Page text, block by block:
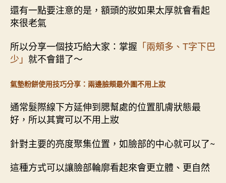
還有一點要注意的是，額頭的妝如果太厚就會看起
來很老氣
所以分享一個技巧給大家：掌握 「兩頰多、T字下巴
少」 就不會錯了～
氣墊粉餅使用技巧分享：兩邊臉頰最外圍不用上妝
通常髮際線下方延伸到腮幫處的位置肌膚狀態最
好，所以其實可以不用上妝
針對主要的亮度聚集位置，如臉部的中心就可以了~
這種方式可以讓臉部輪廓看起來會更立體、更自然